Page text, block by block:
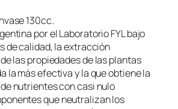
130cc.
por el Laboratorio FYL bajo
de calidad, la extracción
las propiedades de las plantas
la más efectiva y la que obtiene la
nutrientes con casi nulo
que neutralizan los